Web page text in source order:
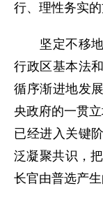
行、理性务实的
坚定不移地
行政区基本法
循序渐进地发
央政府的一贯
已经进入关键
泛凝聚共识，
长官由普选产生